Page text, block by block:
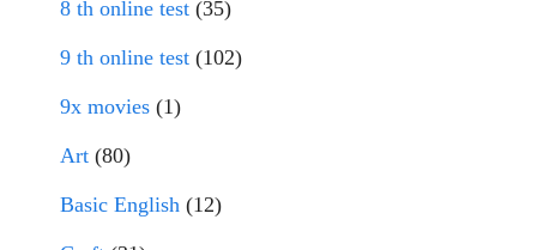
8 th online test (35)
9 th online test (102)
9x movies (1)
Art (80)
Basic English (12)